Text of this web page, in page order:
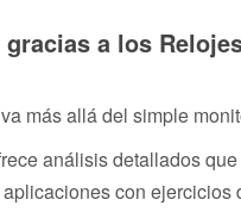
a los
más allá del simple
análisis detallados
con